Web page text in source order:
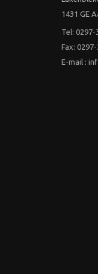
1431 GE
Tel: 0297-
Fax:
E-mail :